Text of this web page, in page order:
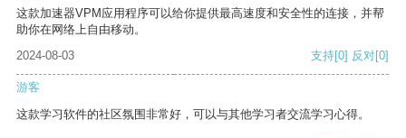
这款加速器VPM应用程序可以给你提供最高速度和安全性的连接，并帮
助你在网络上自由移动。
2024-08-03
支持[0] 反对[0]
游客
这款学习软件的社区氛围非常好，可以与其他学习者交流学习心得。